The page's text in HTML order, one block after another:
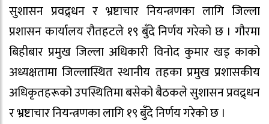
सुशासन प्रवद्र्धन र भ्रष्टाचार नियन्त्रणका लागि जिल्ला
प्रशासन कार्यालय रौतहटले १९ बुँदे निर्णय गरेको छ । गौरमा
बिहीबार प्रमुख जिल्ला अधिकारी विनोद कुमार खड् काको
अध्यक्षतामा जिल्लास्थित स्थानीय तहका प्रमुख प्रशासकीय
अधिकृतहरूको उपस्थितिमा बसेको बैठकले सुशासन प्रवद्र्धन
र भ्रष्टाचार नियन्त्रणका लागि १९ बुँदे निर्णय गरेको छ ।